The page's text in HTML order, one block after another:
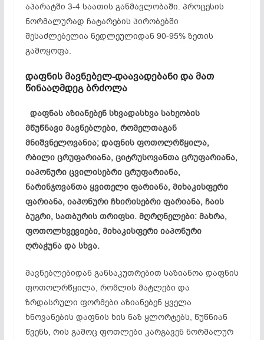
აპარატში 3-4 საათის განმავლობაში. პროცესის
ნორმალურად ჩატარების პირობებში
შესაძლებელია ნედლეულიდან 90-95% ზეთის
გამოყოფა.
დაფნის მავნებელ-დაავადებანი და მათ
წინააღმდეგ ბრძოლა
დაფნას აზიანებენ სხვადასხვა სახეობის
მწუწნავი მავნებლები, რომელთაგან
მნიშვნელოვანია; დაფნის ფოთოლრწყილა,
რბილი ცრუფარიანა, ციტრუსოვანთა ცრუფარიანა,
იაპონური ცვილისებრი ცრუფარიანა,
ნარინჯოვანთა ყვითელი ფარიანა, მიხაკისფერი
ფარიანა, იაპონური ჩხირისებრი ფარიანა, ჩაის
ბუგრი, სათბურის თრიფსი. მღრღნელები: მახრა,
ფოთოლხვევიები, მიხაკისფერი იაპონური
ღრაჭუნა და სხვა.
მავნებლებიდან განსაკუთრებით საზიანოა დაფნის
ფოთოლრწყილა, რომლის მატლები და
ზრდასრული ფორმები აზიანებენ ყველა
ხნოვანების დაფნის ხის ნაზ ყლორტებს, წუწნიან
წვენს, რის გამოც ფოთლები კარგავენ ნორმალურ